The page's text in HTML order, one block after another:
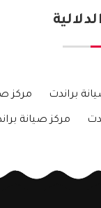
براندت مركز
مركز صيانة